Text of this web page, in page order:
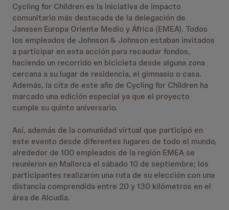
Cycling for Children es la iniciativa de impacto
comunitario más destacada de la delegación de
Janssen Europa Oriente Medio y África (EMEA). Todos
los empleados de Johnson & Johnson estaban invitados
a participar en esta acción para recaudar fondos,
haciendo un recorrido en bicicleta desde alguna zona
cercana a su lugar de residencia, el gimnasio o casa.
Además, la cita de este año de Cycling for Children ha
marcado una edición especial ya que el proyecto
cumple su quinto aniversario.
Así, además de la comunidad virtual que participó en
este evento desde diferentes lugares de todo el mundo,
alrededor de 100 empleados de la región EMEA se
reunieron en Mallorca el sábado 10 de septiembre; los
participantes realizaron una ruta de su elección con una
distancia comprendida entre 20 y 130 kilómetros en el
área de Alcudia.